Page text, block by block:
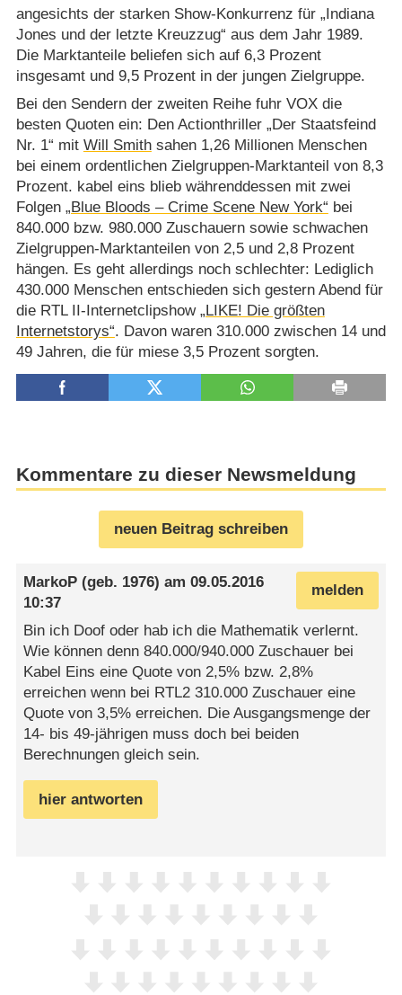
angesichts der starken Show-Konkurrenz für „Indiana
Jones und der letzte Kreuzzug“ aus dem Jahr 1989.
Die Marktanteile beliefen sich auf 6,3 Prozent
insgesamt und 9,5 Prozent in der jungen Zielgruppe.
Bei den Sendern der zweiten Reihe fuhr VOX die
besten Quoten ein: Den Actionthriller „Der Staatsfeind
Nr. 1“ mit Will Smithsahen 1,26 Millionen Menschen
bei einem ordentlichen Zielgruppen-Marktanteil von 8,3
Prozent. kabel eins blieb währenddessen mit zwei
Folgen „Blue Bloods – Crime Scene New York“ bei
840.000 bzw. 980.000 Zuschauern sowie schwachen
Zielgruppen-Marktanteilen von 2,5 und 2,8 Prozent
hängen. Es geht allerdings noch schlechter: Lediglich
430.000 Menschen entschieden sich gestern Abend für
die RTL II-Internetclipshow „LIKE! Die größten
Internetstorys“. Davon waren 310.000 zwischen 14 und
49 Jahren, die für miese 3,5 Prozent sorgten.
Kommentare zu dieser Newsmeldung
neuen Beitrag schreiben
melden
MarkoP (geb. 1976) am09.05.2016
10:37
Bin ich Doof oder hab ich die Mathematik verlernt.
Wie können denn 840.000/940.000 Zuschauer bei
Kabel Eins eine Quote von 2,5% bzw. 2,8%
erreichen wenn bei RTL2 310.000 Zuschauer eine
Quote von 3,5% erreichen. Die Ausgangsmenge der
14- bis 49-jährigen muss doch bei beiden
Berechnungen gleich sein.
hier antworten